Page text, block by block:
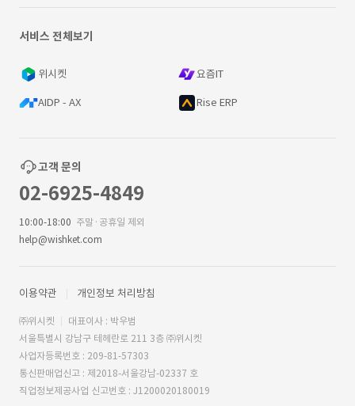
서비스 전체보기
위시켓 요즘IT
AIDP - AX Rise ERP
고객 문의
02-6925-4849
10:00-18:00 주말·공휴일 제외
help@wishket.com
이용약관 개인정보 처리방침
㈜위시켓
대표이사 : 박우범
서울특별시 강남구 테헤란로 211 3층 ㈜위시켓
사업자등록번호 : 209-81-57303
통신판매업신고 : 제2018-서울강남-02337 호
직업정보제공사업 신고번호 : J1200020180019